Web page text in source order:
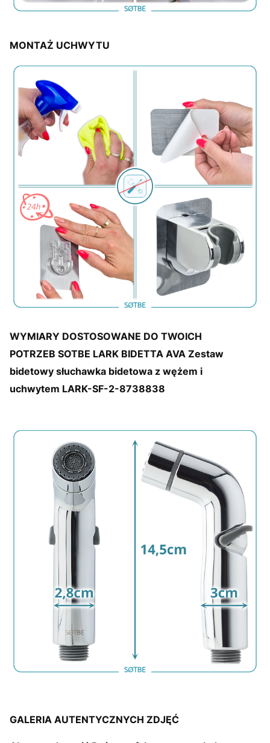
MONTAŻ UCHWYTU
WYMIARY DOSTOSOWANE DO TWOICH
POTRZEB SOTBE LARK BIDETTA AVA Zestaw
bidetowy słuchawka bidetowa z wężem i
uchwytem LARK-SF-2-8738838
GALERIA AUTENTYCZNYCH ZDJĘĆ